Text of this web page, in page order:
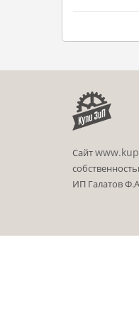
Сайт
ИП Галатов